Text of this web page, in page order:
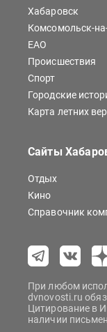
Хабаровск
Комсомольск-
ЕАО
Происшествия
Спорт
Городские
Карта летних
Сайты
Отдых
Кино
Справочник
При любом
dvnovosti.ru
Цитирование в
наличии